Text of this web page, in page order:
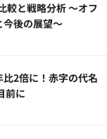
較と戦略分析 ～オフ
今後の展望～
2倍に！赤字の代名
前に